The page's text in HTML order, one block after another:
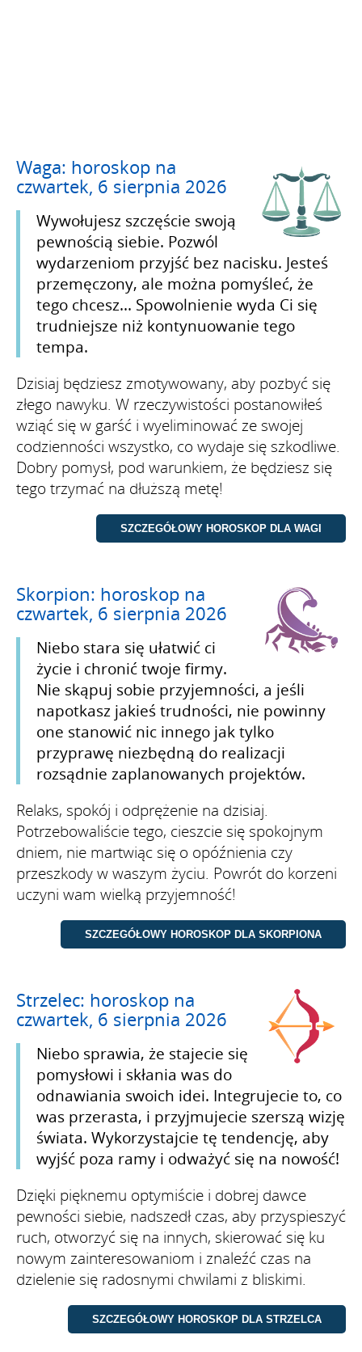
Waga: horoskop na
czwartek, 6 sierpnia 2026
Wywołujesz szczęście swoją
pewnością siebie. Pozwól
wydarzeniom przyjść bez nacisku. Jesteś
przemęczony, ale można pomyśleć, że
tego chcesz... Spowolnienie wyda Ci się
trudniejsze niż kontynuowanie tego
tempa.
Dzisiaj będziesz zmotywowany, aby pozbyć się
złego nawyku. W rzeczywistości postanowiłeś
wziąć się w garść i wyeliminować ze swojej
codzienności wszystko, co wydaje się szkodliwe.
Dobry pomysł, pod warunkiem, że będziesz się
tego trzymać na dłuższą metę!
Skorpion: horoskop na
czwartek, 6 sierpnia 2026
Niebo stara się ułatwić ci
życie i chronić twoje firmy.
Nie skąpuj sobie przyjemności, a jeśli
napotkasz jakieś trudności, nie powinny
one stanowić nic innego jak tylko
przyprawę niezbędną do realizacji
rozsądnie zaplanowanych projektów.
Relaks, spokój i odprężenie na dzisiaj.
Potrzebowaliście tego, cieszcie się spokojnym
dniem, nie martwiąc się o opóźnienia czy
przeszkody w waszym życiu. Powrót do korzeni
uczyni wam wielką przyjemność!
Strzelec: horoskop na
czwartek, 6 sierpnia 2026
Niebo sprawia, że stajecie się
pomysłowi i skłania was do
odnawiania swoich idei. Integrujecie to, co
was przerasta, i przyjmujecie szerszą wizję
świata. Wykorzystajcie tę tendencję, aby
wyjść poza ramy i odważyć się na nowość!
Dzięki pięknemu optymiście i dobrej dawce
pewności siebie, nadszedł czas, aby przyspieszyć
ruch, otworzyć się na innych, skierować się ku
nowym zainteresowaniom i znaleźć czas na
dzielenie się radosnymi chwilami z bliskimi.